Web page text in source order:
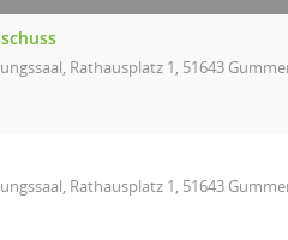
Rathausplatz 1, 51643
Rathausplatz 1, 51643